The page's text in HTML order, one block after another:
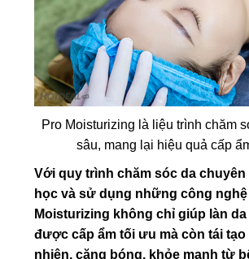
Pro Moisturizing là liệu trình chăm
sâu, mang lại hiệu quả cấp
Với quy trình chăm sóc da chuyên
học và sử dụng những công nghệ
Moisturizing không chỉ giúp làn da
được cấp ẩm tối ưu mà còn tái
nhiên, căng bóng, khỏe mạnh từ